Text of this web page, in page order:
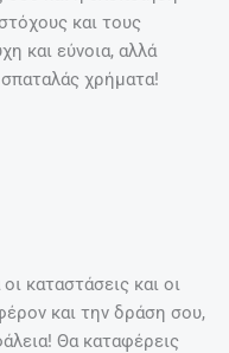
και τους
και εύνοια, αλλά
χρήματα!
καταστάσεις και οι
και την δράση σου,
Θα καταφέρεις